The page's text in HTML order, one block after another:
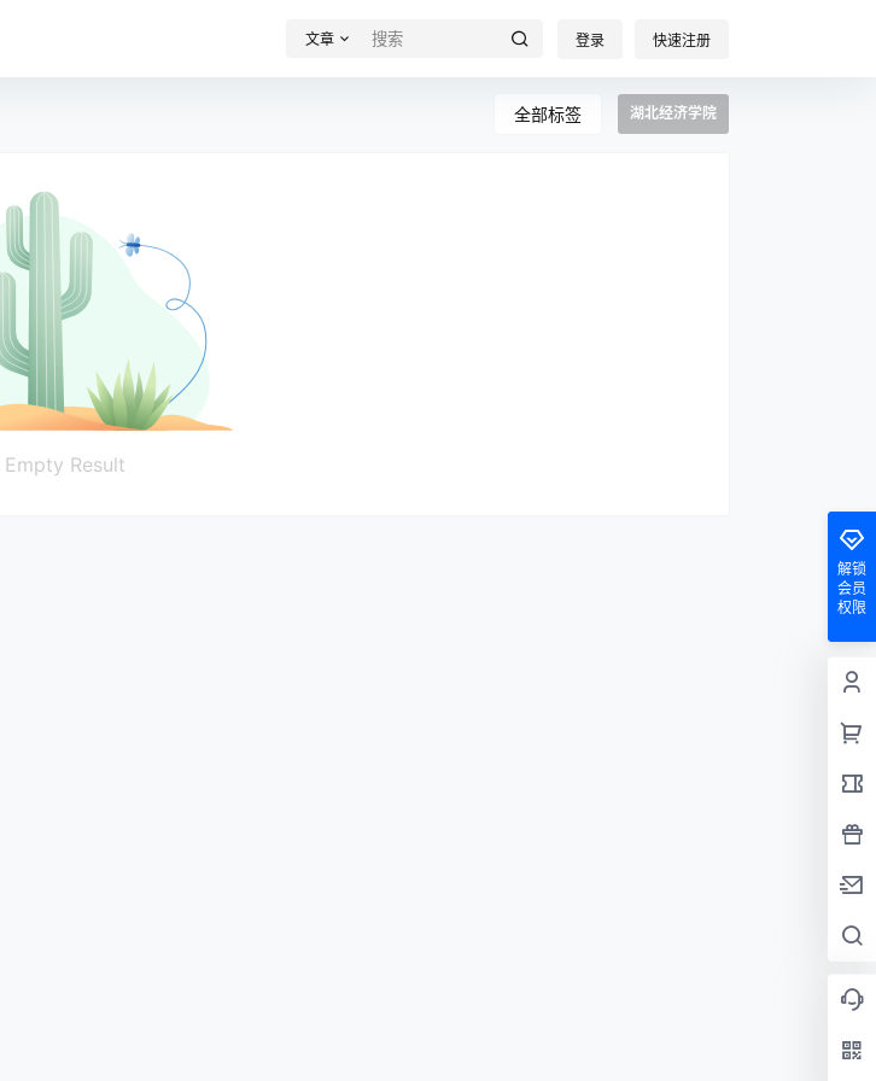
文章 登录 快速注册
全部标签 湖北经济学院
Empty Result
解锁
会员
权限